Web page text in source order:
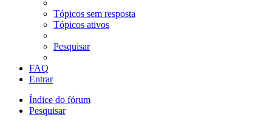
Tópicos sem resposta
Tópicos ativos
Pesquisar
FAQ
Entrar
Índice do fórum
Pesquisar